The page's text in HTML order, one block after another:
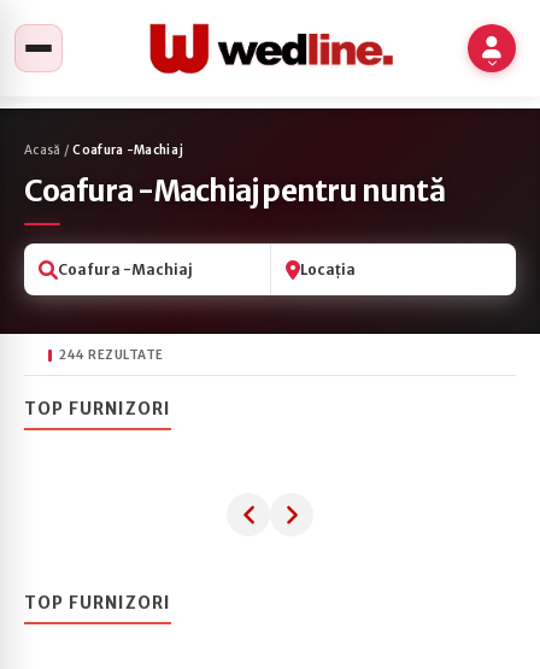
Acasă /Coafura -Machiaj
Coafura -Machiaj pentru nuntă
Coafura -Machiaj Locația
244 REZULTATE
TOP FURNIZORI
TOP FURNIZORI